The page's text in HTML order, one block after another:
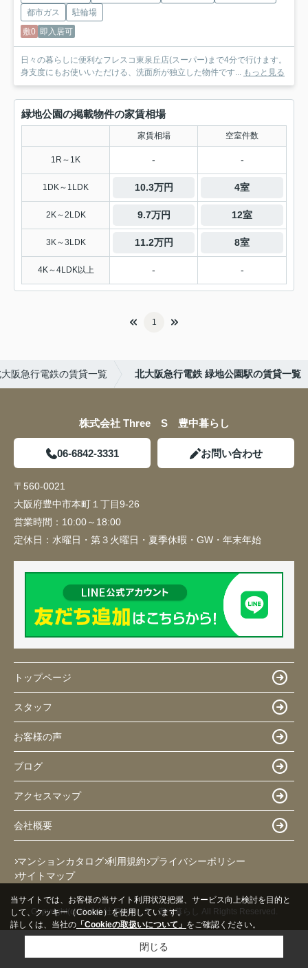
都市ガス
駐輪場
敷0 即入居可
日々の暮らしに便利なフレスコ東泉丘店(スーパー)まで4分で行けます。
身支度にもお使いいただける、洗面所が独立した物件です...
もっと見る
緑地公園の掲載物件の家賃相場
家賃相場 空室件数
1R～1K - -
1DK～1LDK 10.3万円 4室
2K～2LDK 9.7万円 12室
3K～3LDK 11.2万円 8室
4K～4LDK以上 - -
1
阪急行電鉄の賃貸一覧 北大阪急行電鉄 緑地公園駅の賃貸一覧
株式会社 Three S 豊中暮らし
06-6842-3331 お問い合わせ
〒560-0021
大阪府豊中市本町１丁目9-26
営業時間： 10:00～18:00
定休日： 水曜日・第３火曜日・夏季休暇・GW・年末年始
トップページ
スタッフ
お客様の声
ブログ
アクセスマップ
会社概要
マンションカタログ 利用規約 プライバシーポリシー
サイトマップ
Copyright(c) 株式会社 Three S 豊中暮らし All Rights Reserved.
当サイトでは、お客様の当サイト利用状況把握、サービス向上検討を目的と
して、クッキー（Cookie）を使用しています。
詳しくは、当社の 「Cookieの取扱いについて」 をご確認ください。
閉じる